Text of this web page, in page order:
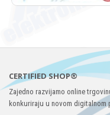
CERTIFIED SHOP®
Zajedno razvijamo online
konkuriraju u novom digitalnom